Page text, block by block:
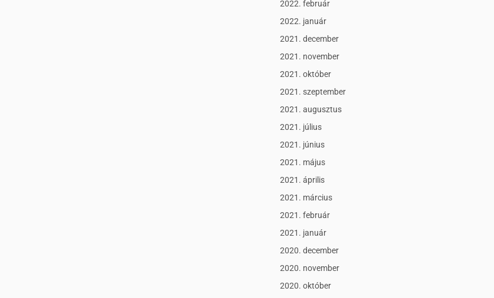
2022. február
2022. január
2021. december
2021. november
2021. október
2021. szeptember
2021. augusztus
2021. július
2021. június
2021. május
2021. április
2021. március
2021. február
2021. január
2020. december
2020. november
2020. október